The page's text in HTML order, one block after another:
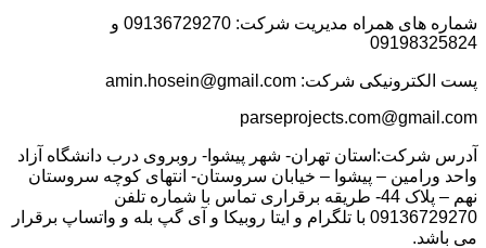
شماره های همراه مدیریت شرکت: 09136729270 و
09198325824
پست الکترونیکی شرکت: amin.hosein@gmail.com
parseprojects.com@gmail.com
آدرس شرکت:استان تهران- شهر پیشوا- روبروی درب دانشگاه آزاد
واحد ورامین – پیشوا – خیابان سروستان- انتهای کوچه سروستان
نهم – پلاک 44- طریقه برقراری تماس با شماره تلفن
09136729270 با تلگرام و ایتا روبیکا و آی گپ بله و واتساپ برقرار
می باشد.